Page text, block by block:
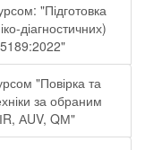
"Підготовка
діагностичних)
"Повірка та
за обраним
АUV, QМ"